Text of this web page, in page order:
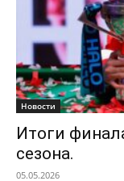
Новости
Итоги
сезона.
05.05.2026